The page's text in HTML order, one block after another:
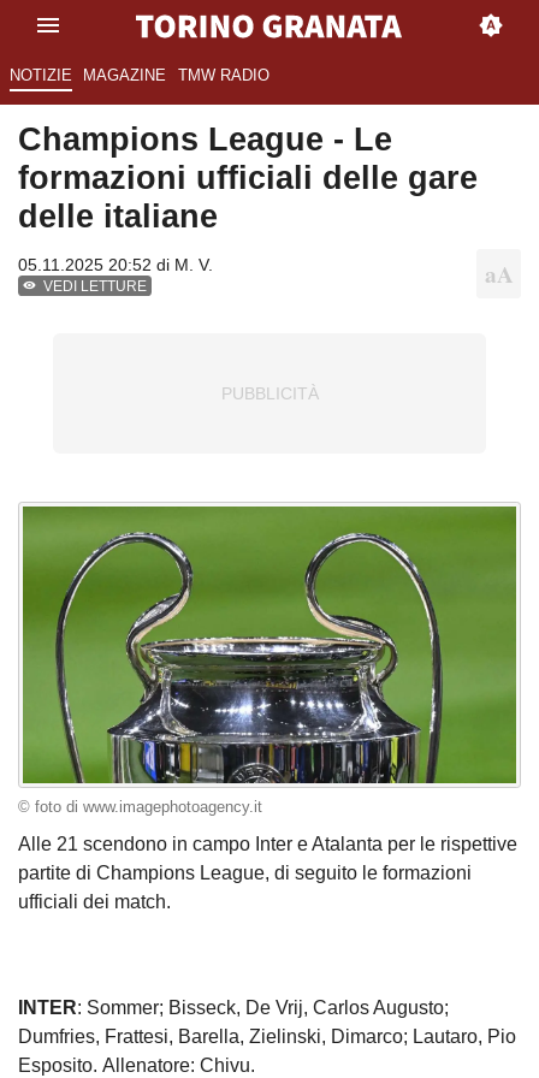
NOTIZIE MAGAZINE TMW RADIO
Champions League - Le
formazioni ufficiali delle gare
delle italiane
05.11.2025 20:52 di M. V.
VEDI LETTURE
© foto di www.imagephotoagency.it
Alle 21 scendono in campo Inter e Atalanta per le rispettive
partite di Champions League, di seguito le formazioni
ufficiali dei match.
INTER: Sommer; Bisseck, De Vrij, Carlos Augusto;
Dumfries, Frattesi, Barella, Zielinski, Dimarco; Lautaro, Pio
Esposito. Allenatore: Chivu.